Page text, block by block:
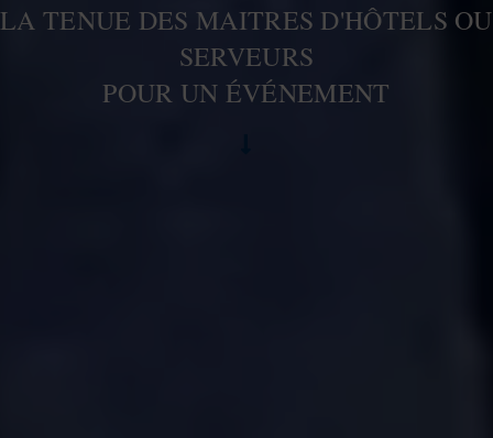
LA TENUE DES MAITRES D'HÔTELS OU
SERVEURS
POUR UN ÉVÉNEMENT